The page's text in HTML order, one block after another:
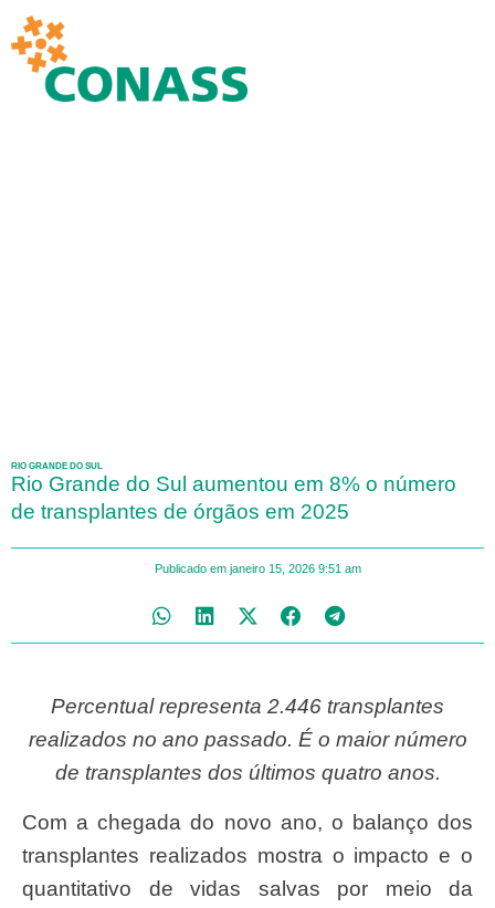
RIO GRANDE DO SUL
Rio Grande do Sul aumentou em 8% o número
de transplantes de órgãos em 2025
Publicado em janeiro 15, 2026 9:51 am
Percentual representa 2.446 transplantes
realizados no ano passado. É o maior número
de transplantes dos últimos quatro anos.
Com a chegada do novo ano, o balanço dos
transplantes realizados mostra o impacto e o
quantitativo de vidas salvas por meio da